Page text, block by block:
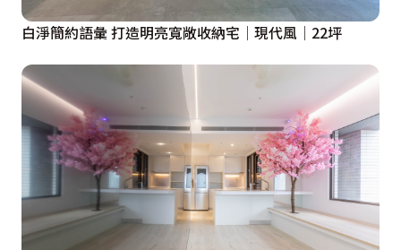
白淨簡約語彙 打造明亮寬敞收納宅│現代風│22坪